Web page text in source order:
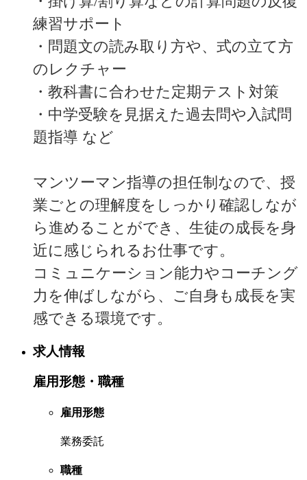
練習サポート
・問題文の読み取り方や、式の立て方
のレクチャー
・教科書に合わせた定期テスト対策
・中学受験を見据えた過去問や入試問
題指導 など
マンツーマン指導の担任制なので、授
業ごとの理解度をしっかり確認しなが
ら進めることができ、生徒の成長を身
近に感じられるお仕事です。
コミュニケーション能力やコーチング
力を伸ばしながら、ご自身も成長を実
感できる環境です。
求人情報
雇用形態・職種
雇用形態
業務委託
職種